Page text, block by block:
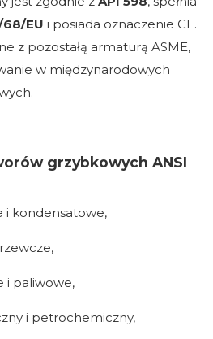
68/EU i posiada oznaczenie CE.
z pozostałą armaturą ASME,
w międzynarodowych
grzybkowych ANSI
i kondensatowe,
i paliwowe,
i petrochemiczny,